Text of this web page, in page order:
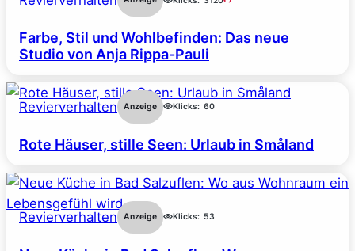
Farbe, Stil und Wohlbefinden: Das neue
Studio von Anja Rippa-Pauli
Revierverhalten Anzeige Klicks: 60
Rote Häuser, stille Seen: Urlaub in Småland
Revierverhalten Anzeige Klicks: 53